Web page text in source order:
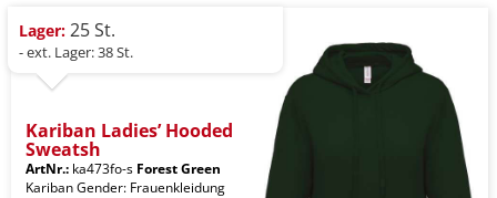
Lager: 25 St.
- ext. Lager: 38 St.
Kariban Ladies’ Hooded
Sweatsh
ArtNr.: ka473fo-s Forest Green
Kariban Gender: Frauenkleidung